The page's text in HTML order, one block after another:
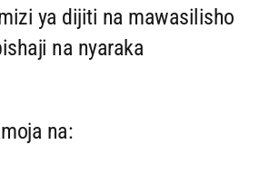
ya dijiti na mawasilisho
na nyaraka
na: